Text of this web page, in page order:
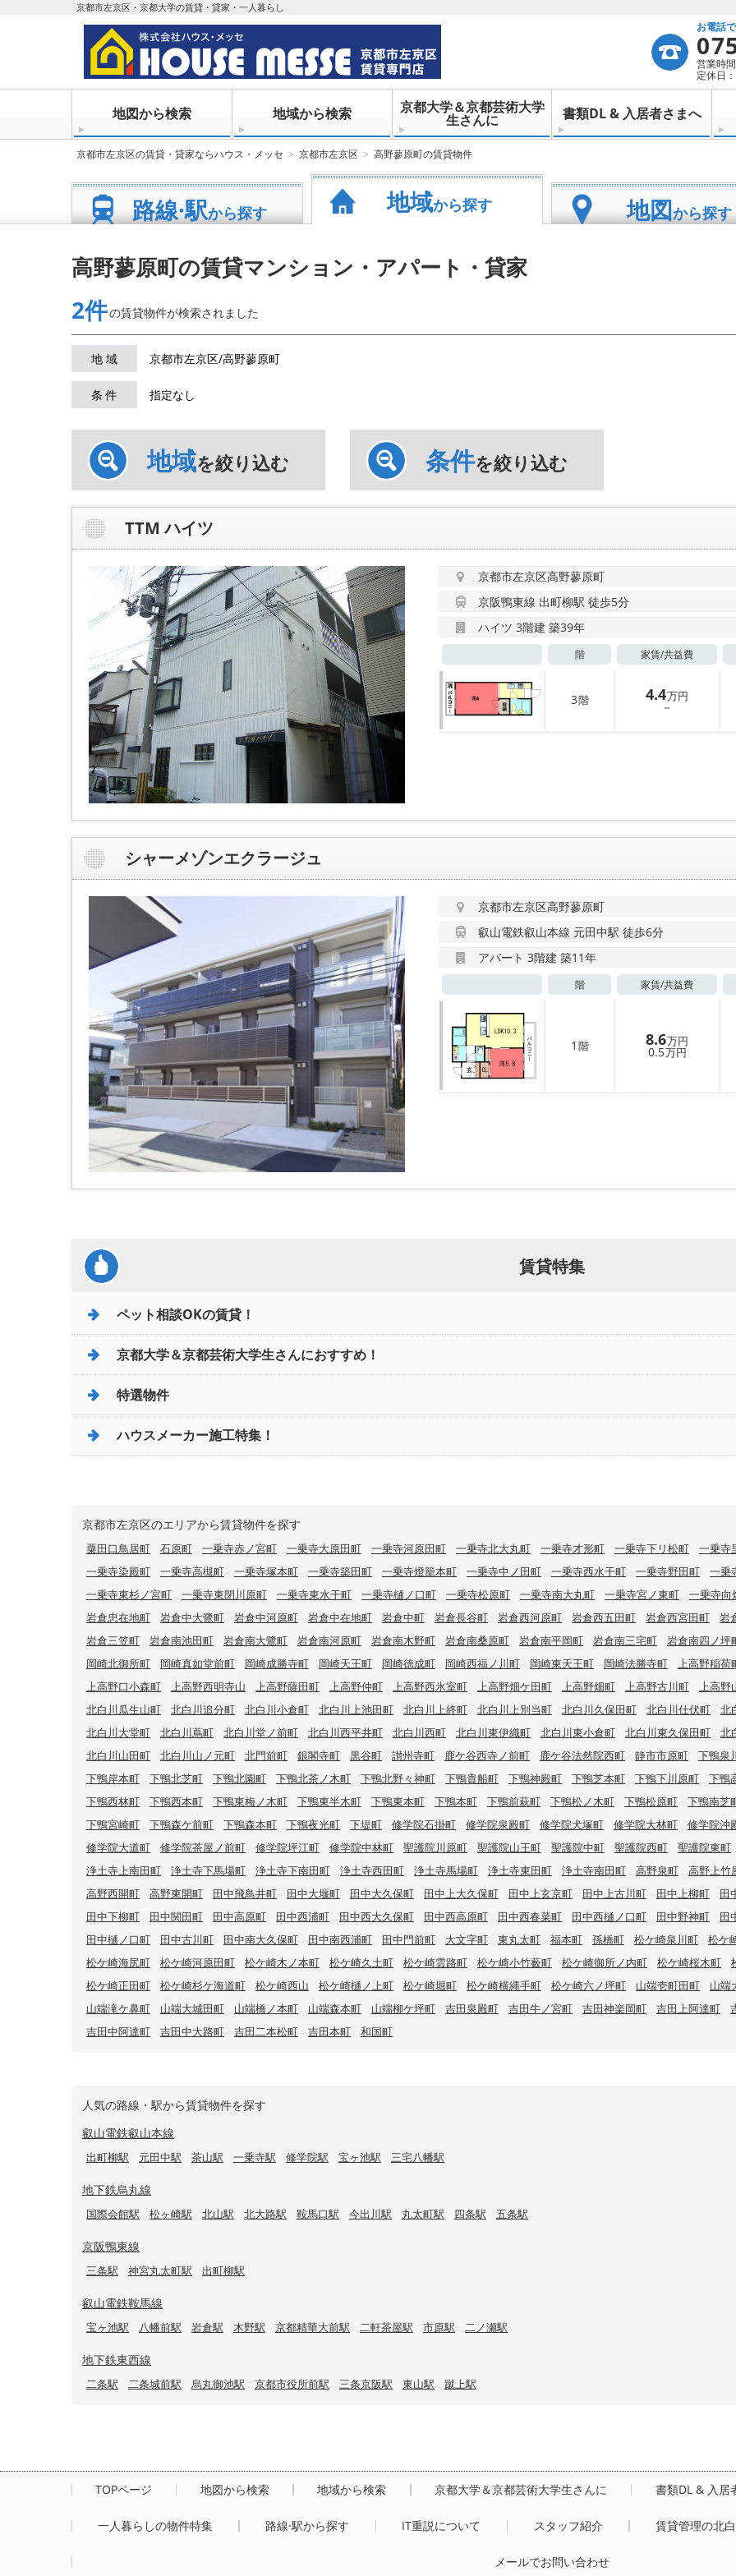
京都市左京区・京都大学の賃貸・貸家・一人暮らし
お電話
営業時
定休日
地図から検索 地域から検索 京都大学＆京都芸術大学
生さんに 書類DL & 入居者さまへ
京都市左京区の賃貸・貸家ならハウス・メッセ 京都市左京区 高野蓼原町の賃貸物件
路線·駅から探す 地域から探す 地図から探す
高野蓼原町の賃貸マンション・アパート・貸家
2件の賃貸物件が検索されました
地 域 京都市左京区/高野蓼原町
条 件 指定なし
地域を絞り込む 条件を絞り込む
TTM ハイツ
京都市左京区高野蓼原町
京阪鴨東線 出町柳駅 徒歩5分
ハイツ 3階建 築39年
階 家賃/共益費
3階 4.4万円
－
シャーメゾンエクラージュ
京都市左京区高野蓼原町
叡山電鉄叡山本線 元田中駅 徒歩6分
アパート 3階建 築11年
階 家賃/共益費
1 階 8.6万円
0.5万円
賃貸特集
ペット相談OKの賃貸！
京都大学＆京都芸術大学生さんにおすすめ！
特選物件
ハウスメーカー施工特集！
京都市左京区のエリアから賃貸物件を探す
粟田口鳥居町 石原町 一乗寺赤ノ宮町 一乗寺大原田町 一乗寺河原田町 一乗寺北大丸町 一乗寺才形町 一乗寺下リ松町
一乗寺
一乗寺染殿町
一乗寺高槻町 一乗寺塚本町 一乗寺築田町 一乗寺燈籠本町 一乗寺中ノ田町 一乗寺西水干町 一乗寺野田町
一乗
一乗寺東杉ノ宮町
一乗寺東閉川原町 一乗寺東水干町 一乗寺樋ノ口町 一乗寺松原町 一乗寺南大丸町 一乗寺宮ノ東町
一乗寺向
岩倉忠在地町
岩倉中大鷺町 岩倉中河原町 岩倉中在地町 岩倉中町 岩倉長谷町 岩倉西河原町 岩倉西五田町 岩倉西宮田町
岩
岩倉三笠町
岩倉南池田町 岩倉南大鷺町 岩倉南河原町 岩倉南木野町 岩倉南桑原町 岩倉南平岡町 岩倉南三宅町
岩倉南四ノ坪
岡崎北御所町
岡崎真如堂前町 岡崎成勝寺町 岡崎天王町 岡崎徳成町 岡崎西福ノ川町 岡崎東天王町 岡崎法勝寺町
上高野稲荷
上高野口小森町
上高野西明寺山 上高野薩田町 上高野仲町 上高野西氷室町 上高野畑ケ田町 上高野畑町 上高野古川町
上高野
北白川瓜生山町
北白川追分町 北白川小倉町 北白川上池田町 北白川上終町 北白川上別当町 北白川久保田町 北白川仕伏町
北
北白川大堂町
北白川蔦町 北白川堂ノ前町 北白川西平井町 北白川西町 北白川東伊織町 北白川東小倉町 北白川東久保田町
北
北白川山田町
北白川山ノ元町 北門前町 銀閣寺町 黒谷町 讃州寺町 鹿ケ谷西寺ノ前町 鹿ケ谷法然院西町 静市市原町
下鴨泉
下鴨岸本町
下鴨北芝町 下鴨北園町 下鴨北茶ノ木町 下鴨北野々神町 下鴨貴船町 下鴨神殿町 下鴨芝本町 下鴨下川原町
下鴨
下鴨西林町
下鴨西本町 下鴨東梅ノ木町 下鴨東半木町 下鴨東本町 下鴨本町 下鴨前萩町 下鴨松ノ木町 下鴨松原町
下鴨南芝
下鴨宮崎町
下鴨森ケ前町 下鴨森本町 下鴨夜光町 下堤町 修学院石掛町 修学院泉殿町 修学院犬塚町 修学院大林町
修学院沖
修学院大道町
修学院茶屋ノ前町 修学院坪江町 修学院中林町 聖護院川原町 聖護院山王町 聖護院中町 聖護院西町
聖護院東町
浄土寺上南田町
浄土寺下馬場町 浄土寺下南田町 浄土寺西田町 浄土寺馬場町 浄土寺東田町 浄土寺南田町 高野泉町
高野上竹
高野西開町
高野東開町 田中飛鳥井町 田中大堰町 田中大久保町 田中上大久保町 田中上玄京町 田中上古川町 田中上柳町
田
田中下柳町
田中関田町 田中高原町 田中西浦町 田中西大久保町 田中西高原町 田中西春菜町 田中西樋ノ口町 田中野神町
田
田中樋ノ口町
田中古川町 田中南大久保町 田中南西浦町 田中門前町 大文字町 東丸太町 福本町 孫橋町 松ケ崎泉川町
松ケ
松ケ崎海尻町
松ケ崎河原田町 松ケ崎木ノ本町 松ケ崎久土町 松ケ崎雲路町 松ケ崎小竹薮町 松ケ崎御所ノ内町 松ケ崎桜木町
松ケ崎正田町
松ケ崎杉ケ海道町 松ケ崎西山 松ケ崎樋ノ上町 松ケ崎堀町 松ケ崎横縄手町 松ケ崎六ノ坪町 山端壱町田町
山端
山端滝ケ鼻町
山端大城田町 山端橋ノ本町 山端森本町 山端柳ケ坪町 吉田泉殿町 吉田牛ノ宮町 吉田神楽岡町 吉田上阿達町
吉田中阿達町
吉田中大路町 吉田二本松町 吉田本町 和国町
人気の路線・駅から賃貸物件を探す
叡山電鉄叡山本線
出町柳駅 元田中駅 茶山駅 一乗寺駅 修学院駅 宝ヶ池駅 三宅八幡駅
地下鉄烏丸線
国際会館駅 松ヶ崎駅 北山駅 北大路駅 鞍馬口駅 今出川駅 丸太町駅 四条駅 五条駅
京阪鴨東線
三条駅 神宮丸太町駅 出町柳駅
叡山電鉄鞍馬線
宝ヶ池駅 八幡前駅 岩倉駅 木野駅 京都精華大前駅 二軒茶屋駅 市原駅 二ノ瀬駅
地下鉄東西線
二条駅 二条城前駅 烏丸御池駅 京都市役所前駅 三条京阪駅 東山駅 蹴上駅
TOPページ 地図から検索 地域から検索 京都大学＆京都芸術大学生さんに 書類DL & 入居
一人暮らしの物件特集 路線·駅から探す IT重説について スタッフ紹介 賃貸管理の北
メールでお問い合わせ